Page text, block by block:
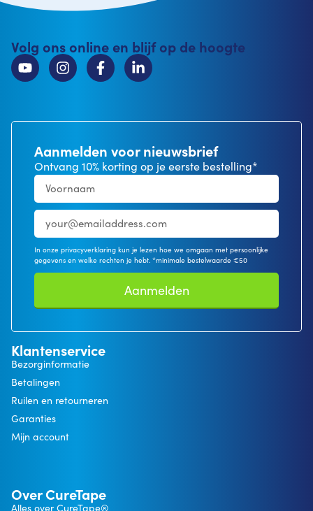
Volg ons online en blijf op de hoogte
Aanmelden voor nieuwsbrief
Ontvang 10% korting op je eerste bestelling*
In onze privacyverklaring kun je lezen hoe we omgaan met persoonlijke
gegevens en welke rechten je hebt. *minimale bestelwaarde €50
Aanmelden
Klantenservice
Bezorginformatie
Betalingen
Ruilen en retourneren
Garanties
Mijn account
Over CureTape
Alles over CureTape®